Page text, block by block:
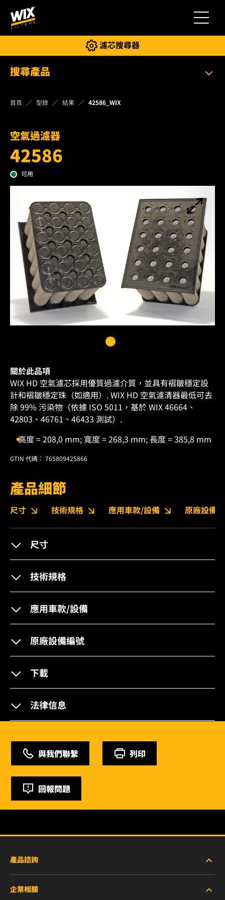
切換導航
濾芯搜尋器
搜尋產品
首頁 型錄 結果 42586_WIX
空氣過濾器
42586
可用
關於此品項
WIX HD 空氣濾芯採用優質過濾介質，並具有褶皺穩定設
計和褶皺穩定珠（如適用）. WIX HD 空氣濾清器最低可去
除 99% 污染物（依據 ISO 5011，基於 WIX 46664、
42803、46761、46433 測試）.
高度 = 208,0 mm; 寬度 = 268,3 mm; 長度 = 385,8 mm
GTIN 代碼： 765809425866
產品細節
尺寸 技術規格 應用車款/設備 原廠設備
尺寸
技術規格
應用車款/設備
原廠設備編號
下載
法律信息
與我們聯繫 列印
回報問題
產品諮詢
企業相關